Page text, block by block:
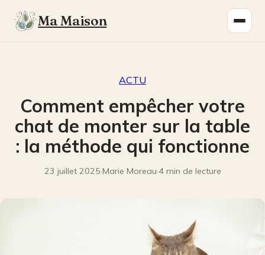
Ma Maison
ACTU
Comment empêcher votre
chat de monter sur la table
: la méthode qui fonctionne
23 juillet 2025·Marie Moreau·4 min de lecture